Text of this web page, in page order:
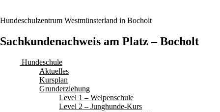
Hundeschulzentrum Westmünsterland in Bocholt
Sachkundenachweis am Platz – Bocholt
Hundeschule
Aktuelles
Kursplan
Grunderziehung
Level 1 – Welpenschule
Level 2 – Junghunde-Kurs